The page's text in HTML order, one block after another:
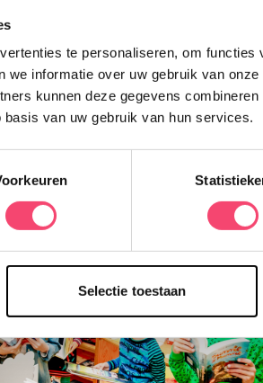
te personaliseren, om functies
we informatie over uw gebruik van
kunnen deze gegevens
van uw gebruik van hun services.
Selectie toestaan